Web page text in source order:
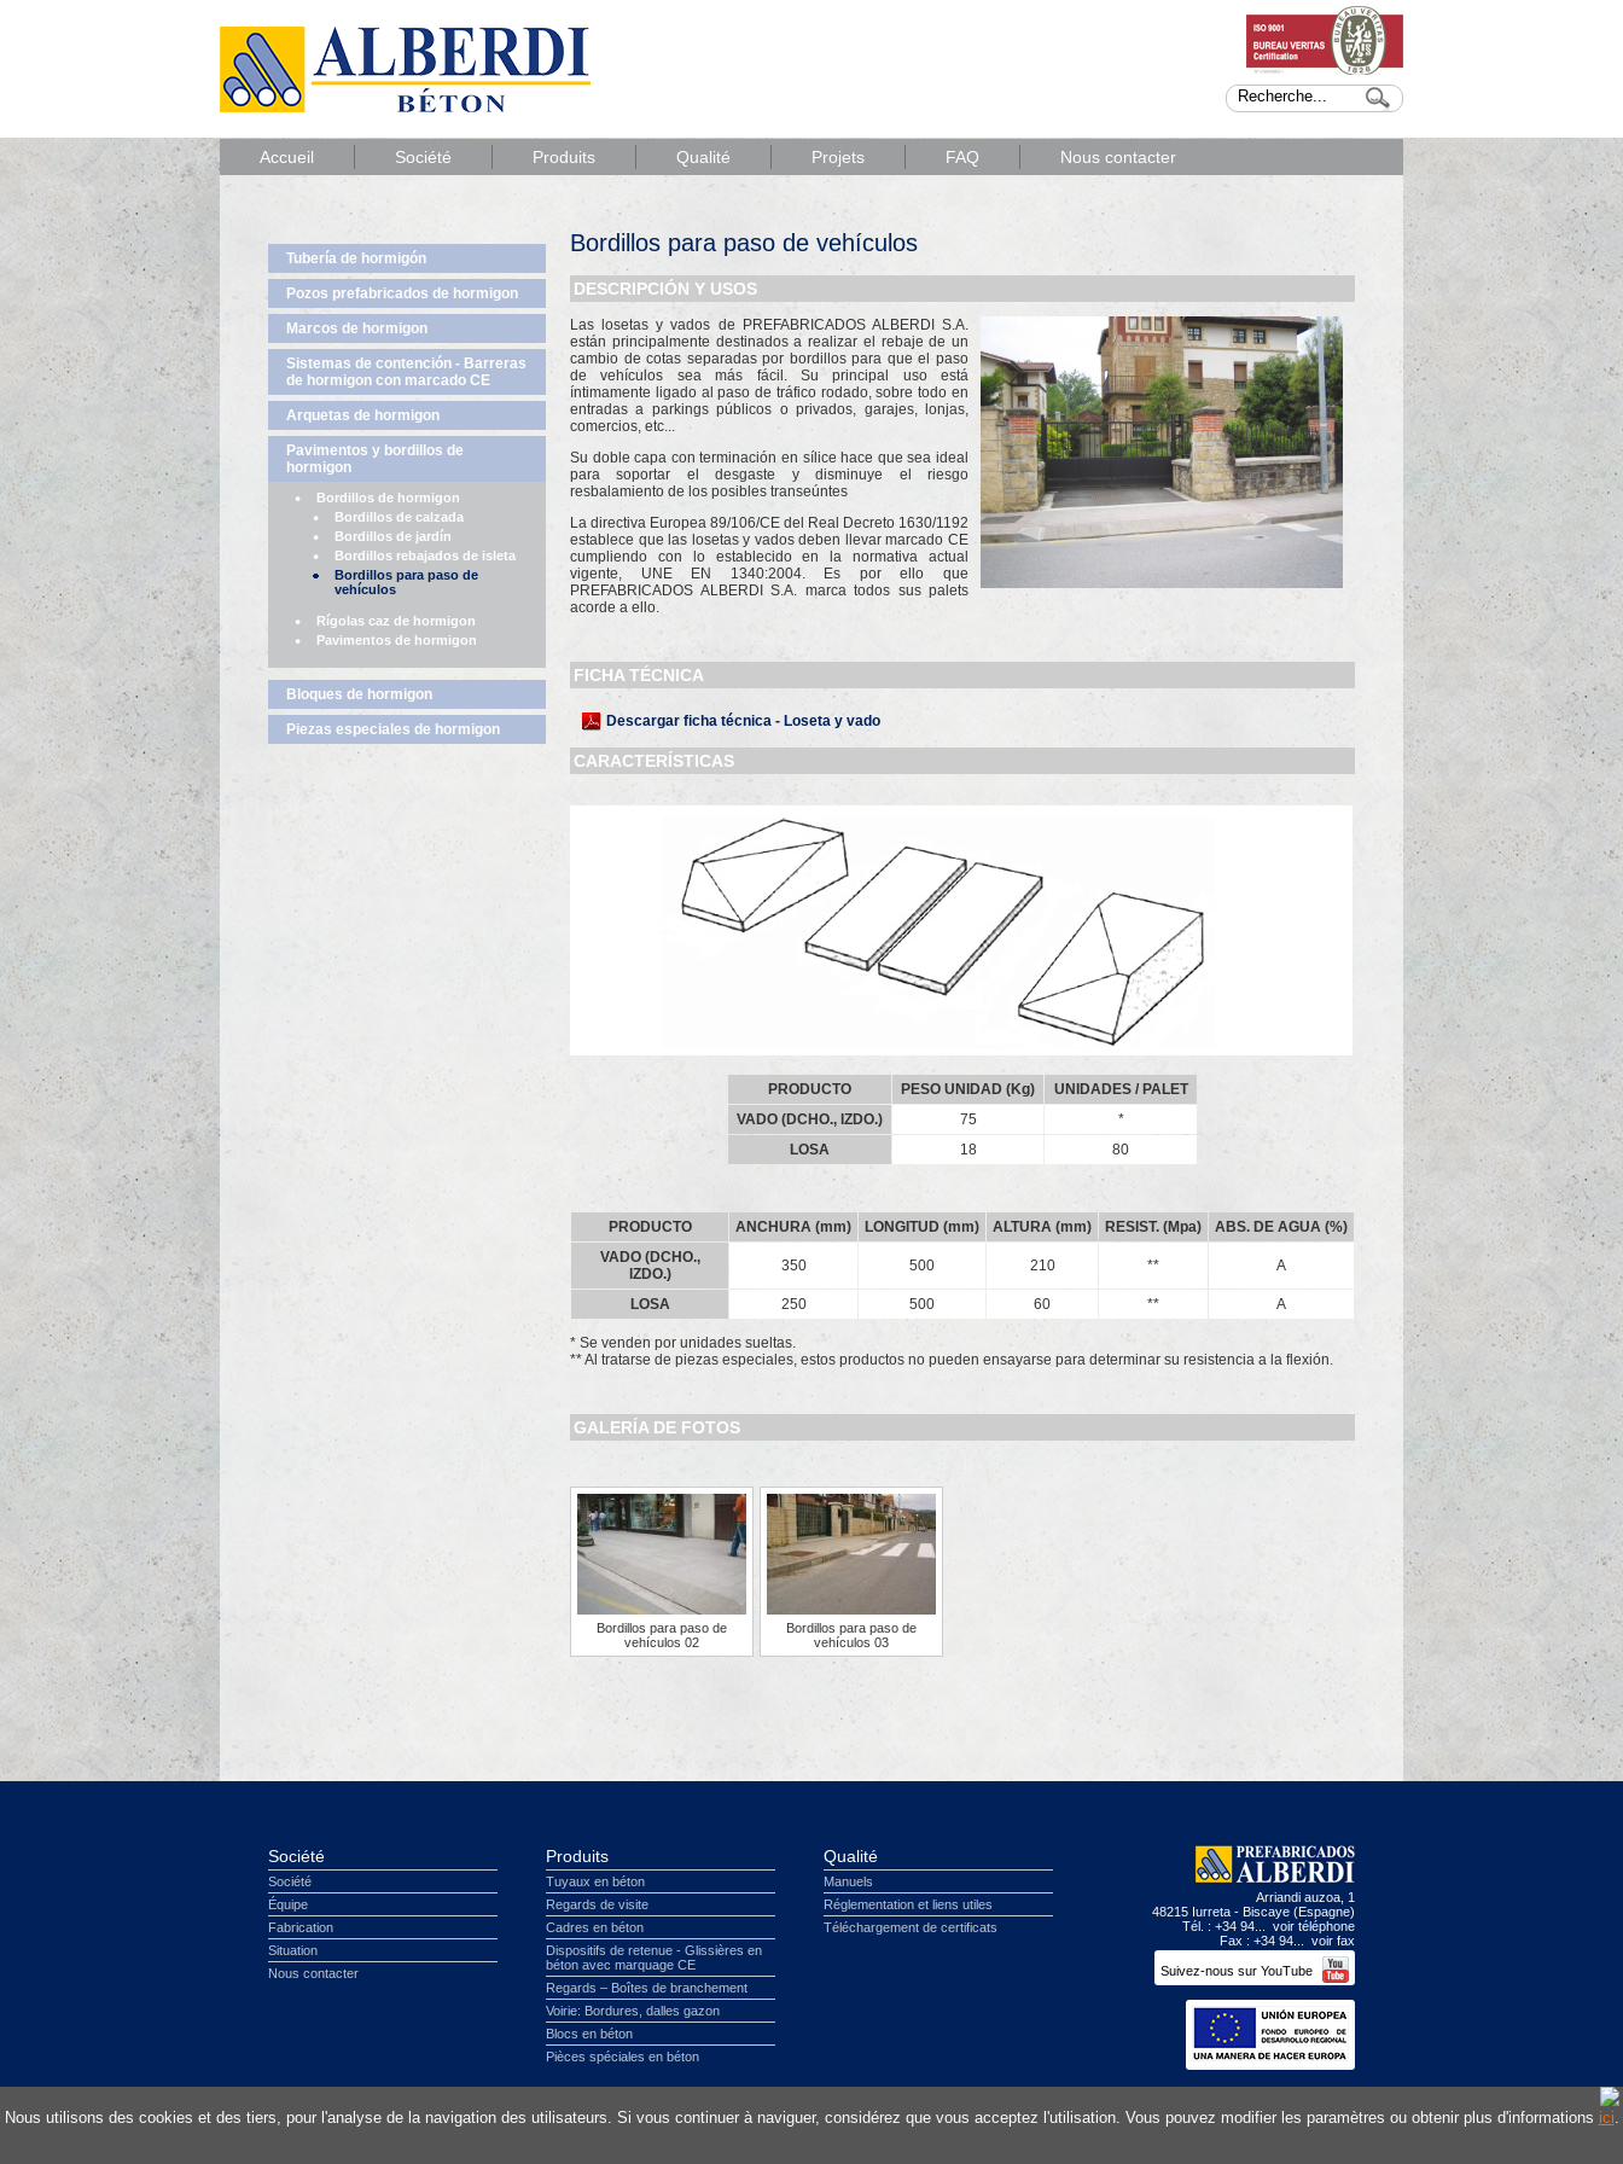
Accueil Société Produits Qualité Projets FAQ Nous contacter
Tubería de hormigón
Pozos prefabricados de hormigon
Marcos de hormigon
Sistemas de contención - Barreras
de hormigon con marcado CE
Arquetas de hormigon
Pavimentos y bordillos de
hormigon
Bordillos de hormigon
Bordillos de calzada
Bordillos de jardín
Bordillos rebajados de isleta
Bordillos para paso de
vehículos
Rígolas caz de hormigon
Pavimentos de hormigon
Bloques de hormigon
Piezas especiales de hormigon
Bordillos para paso de vehículos
DESCRIPCIÓN Y USOS
Las losetas y vados de PREFABRICADOS ALBERDI S.A.
están principalmente destinados a realizar el rebaje de un
cambio de cotas separadas por bordillos para que el paso
de vehículos sea más fácil. Su principal uso está
íntimamente ligado al paso de tráfico rodado, sobre todo en
entradas a parkings públicos o privados, garajes, lonjas,
comercios, etc...
Su doble capa con terminación en sílice hace que sea ideal
para soportar el desgaste y disminuye el riesgo
resbalamiento de los posibles transeúntes
La directiva Europea 89/106/CE del Real Decreto 1630/1192
establece que las losetas y vados deben llevar marcado CE
cumpliendo con lo establecido en la normativa actual
vigente, UNE EN 1340:2004. Es por ello que
PREFABRICADOS ALBERDI S.A. marca todos sus palets
acorde a ello.
FICHA TÉCNICA
Descargar ficha técnica - Loseta y vado
CARACTERÍSTICAS
PRODUCTO PESO UNIDAD (Kg)
UNIDADES / PALET
VADO (DCHO., IZDO.)
75
*
LOSA
18 80
PRODUCTO ANCHURA (mm) LONGITUD (mm) ALTURA (mm) RESIST. (Mpa)
ABS. DE AGUA (%)
VADO (DCHO.,
IZDO.)
350 500 210 ** A
LOSA 250 500 60 ** A
* Se venden por unidades sueltas.
** Al tratarse de piezas especiales, estos productos no pueden ensayarse para determinar su resistencia a la flexión.
GALERÍA DE FOTOS
Bordillos para paso de
vehículos 02
Bordillos para paso de
vehículos 03
Nous utilisons des cookies et des tiers, pour l'analyse de la navigation des utilisateurs. Si vous continuer à naviguer, considérez que vous acceptez l'utilisation. Vous pouvez modifier les paramètres ou obtenir plus d'informations ici.
Arriandi auzoa, 1
48215 Iurreta - Biscaye (Espagne)
Tél. : +34 94... voir téléphone
Fax : +34 94... voir fax
Société
Société
Équipe
Fabrication
Situation
Nous contacter
Produits
Tuyaux en béton
Regards de visite
Cadres en béton
Dispositifs de retenue - Glissières en
béton avec marquage CE
Regards – Boîtes de branchement
Voirie: Bordures, dalles gazon
Blocs en béton
Pièces spéciales en béton
Qualité
Manuels
Réglementation et liens utiles
Téléchargement de certificats
Suivez-nous sur YouTube
et développé par DMacroweb